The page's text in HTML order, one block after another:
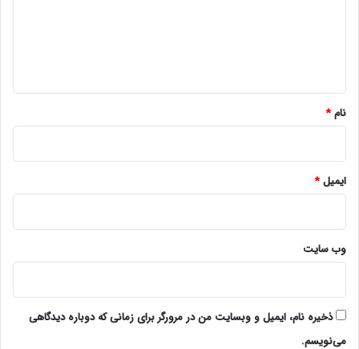
نام*
ایمیل*
وب‌ سایت
ذخیره نام، ایمیل و وبسایت من در مرورگر برای زمانی که دوباره دیدگاهی
می‌نویسم.